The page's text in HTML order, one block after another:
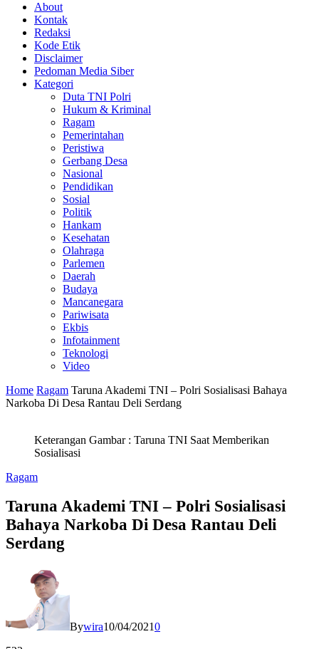
About
Kontak
Redaksi
Kode Etik
Disclaimer
Pedoman Media Siber
Kategori
Duta TNI Polri
Hukum & Kriminal
Ragam
Pemerintahan
Peristiwa
Gerbang Desa
Nasional
Pendidikan
Sosial
Politik
Hankam
Kesehatan
Olahraga
Parlemen
Daerah
Budaya
Mancanegara
Pariwisata
Ekbis
Infotainment
Teknologi
Video
Home Ragam Taruna Akademi TNI – Polri Sosialisasi Bahaya
Narkoba Di Desa Rantau Deli Serdang
Keterangan Gambar : Taruna TNI Saat Memberikan
Sosialisasi
Ragam
Taruna Akademi TNI – Polri Sosialisasi
Bahaya Narkoba Di Desa Rantau Deli
Serdang
Bywira10/04/20210